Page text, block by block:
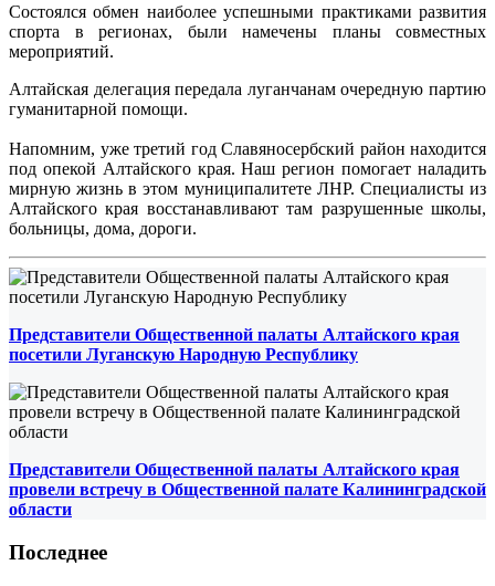
Состоялся обмен наиболее успешными практиками развития
спорта в регионах, были намечены планы совместных
мероприятий.
Алтайская делегация передала луганчанам очередную партию
гуманитарной помощи.
Напомним, уже третий год Славяносербский район находится
под опекой Алтайского края. Наш регион помогает наладить
мирную жизнь в этом муниципалитете ЛНР. Специалисты из
Алтайского края восстанавливают там разрушенные школы,
больницы, дома, дороги.
Представители Общественной палаты Алтайского края
посетили Луганскую Народную Республику
Представители Общественной палаты Алтайского края
провели встречу в Общественной палате Калининградской
области
Последнее